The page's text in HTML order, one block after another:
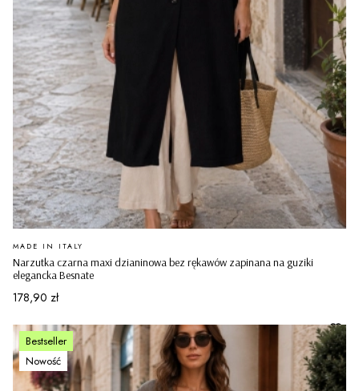
Narzutka czarna maxi dzianinowa bez rękawów zapinana na guziki
elegancka Besnate
PRODUCENT
MADE IN ITALY
Cena
178,90 zł
Bestseller
Nowość